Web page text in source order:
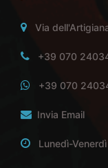
Via
+39 070
+39 070
Invia Email
Lunedì-